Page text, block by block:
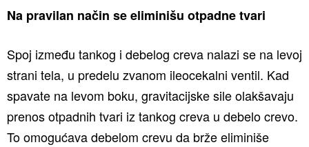
Na pravilan način se eliminišu otpadne tvari
Spoj između tankog i debelog creva nalazi se na levoj
strani tela, u predelu zvanom ileocekalni ventil. Kad
spavate na levom boku, gravitacijske sile olakšavaju
prenos otpadnih tvari iz tankog creva u debelo crevo.
To omogućava debelom crevu da brže eliminiše